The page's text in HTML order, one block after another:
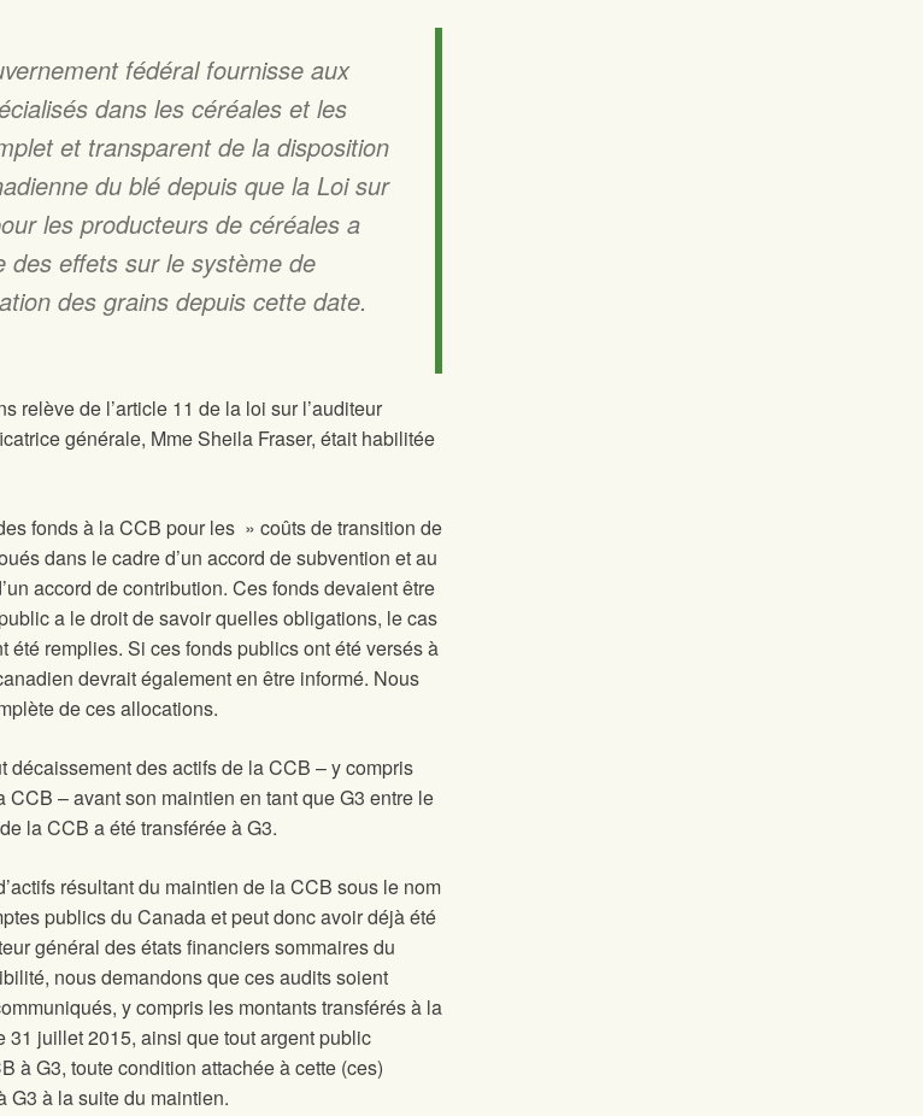
fédéral fournisse aux
dans les céréales et les
et transparent de la disposition
du blé depuis que la Loi sur
les producteurs de céréales a
des effets sur le système de
des grains depuis cette date.
relève de l’article 11 de la loi sur l’auditeur
générale, Mme Sheila Fraser, était habilitée
fonds à la CCB pour les » coûts de transition de
dans le cadre d’un accord de subvention et au
accord de contribution. Ces fonds devaient être
a le droit de savoir quelles obligations, le cas
remplies. Si ces fonds publics ont été versés à
devrait également en être informé. Nous
de ces allocations.
des actifs de la CCB – y compris
– avant son maintien en tant que G3 entre le
la CCB a été transférée à G3.
résultant du maintien de la CCB sous le nom
publics du Canada et peut donc avoir déjà été
général des états financiers sommaires du
nous demandons que ces audits soient
y compris les montants transférés à la
juillet 2015, ainsi que tout argent public
à G3, toute condition attachée à cette (ces)
G3 à la suite du maintien.